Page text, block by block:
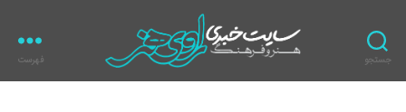
جستجو
ر
فهرست